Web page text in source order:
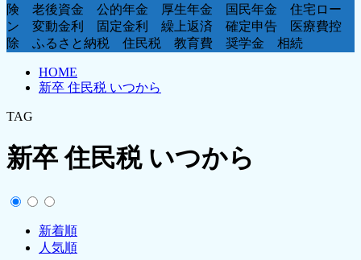
険 老後資金 公的年金 厚生年金 国民年金 住宅ロー
ン 変動金利 固定金利 繰上返済 確定申告 医療費控
除 ふるさと納税 住民税 教育費 奨学金 相続
HOME
新卒 住民税 いつから
TAG
新卒 住民税 いつから
新着順
人気順